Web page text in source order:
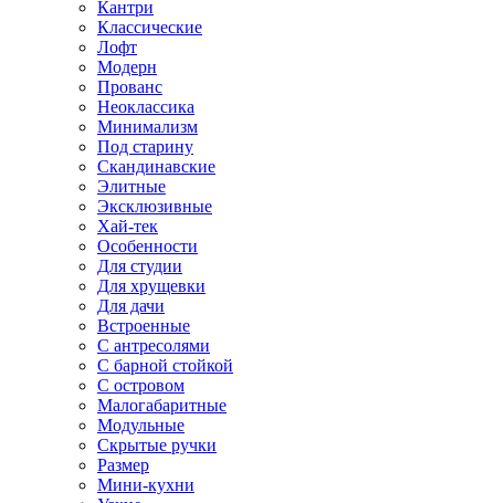
Кантри
Классические
Лофт
Модерн
Прованс
Неоклассика
Минимализм
Под старину
Скандинавские
Элитные
Эксклюзивные
Хай-тек
Особенности
Для студии
Для хрущевки
Для дачи
Встроенные
С антресолями
С барной стойкой
С островом
Малогабаритные
Модульные
Скрытые ручки
Размер
Мини-кухни